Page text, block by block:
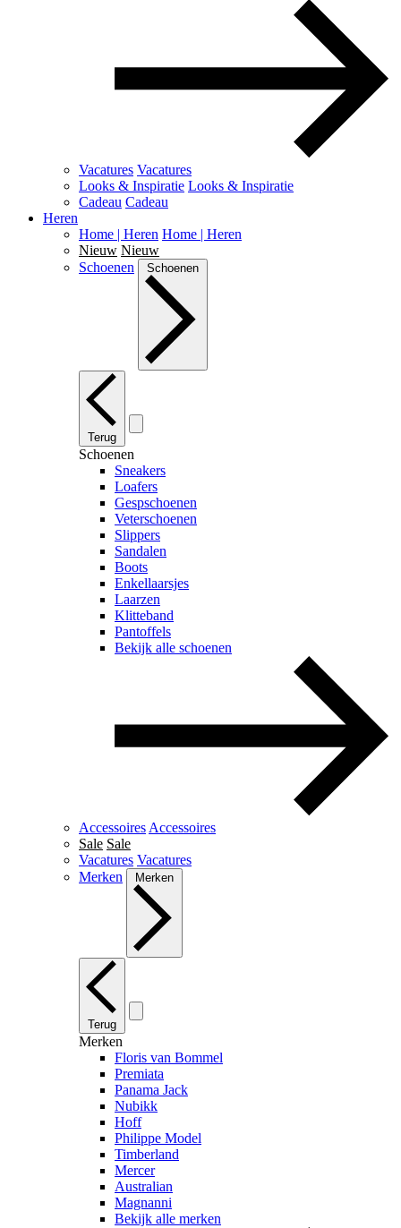
Vacatures Vacatures
Looks & Inspiratie Looks & Inspiratie
Cadeau Cadeau
Heren
Home | Heren Home | Heren
Nieuw Nieuw
Schoenen
Schoenen
Terug
Schoenen
Sneakers
Loafers
Gespschoenen
Veterschoenen
Slippers
Sandalen
Boots
Enkellaarsjes
Laarzen
Klitteband
Pantoffels
Bekijk alle schoenen
Accessoires Accessoires
Sale Sale
Vacatures Vacatures
Merken
Merken
Terug
Merken
Floris van Bommel
Premiata
Panama Jack
Nubikk
Hoff
Philippe Model
Timberland
Mercer
Australian
Magnanni
Bekijk alle merken